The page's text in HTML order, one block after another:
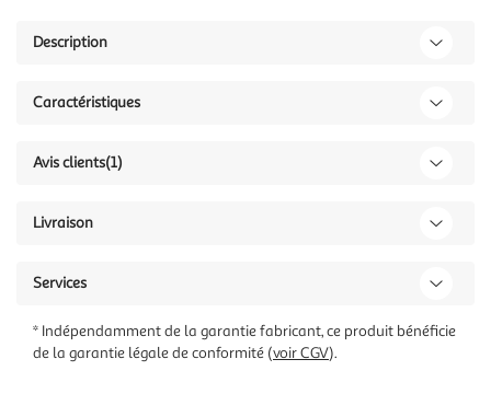
Description
Caractéristiques
Avis clients(1)
Livraison
Services
* Indépendamment de la garantie fabricant, ce produit bénéficie
de la garantie légale de conformité (voir CGV).